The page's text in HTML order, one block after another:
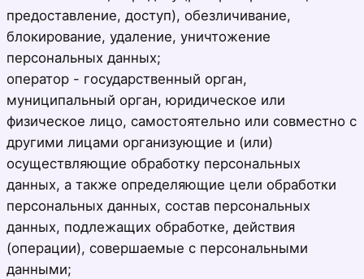
предоставление, доступ), обезличивание,
блокирование, удаление, уничтожение
персональных данных;
оператор - государственный орган,
муниципальный орган, юридическое или
физическое лицо, самостоятельно или совместно с
другими лицами организующие и (или)
осуществляющие обработку персональных
данных, а также определяющие цели обработки
персональных данных, состав персональных
данных, подлежащих обработке, действия
(операции), совершаемые с персональными
данными;